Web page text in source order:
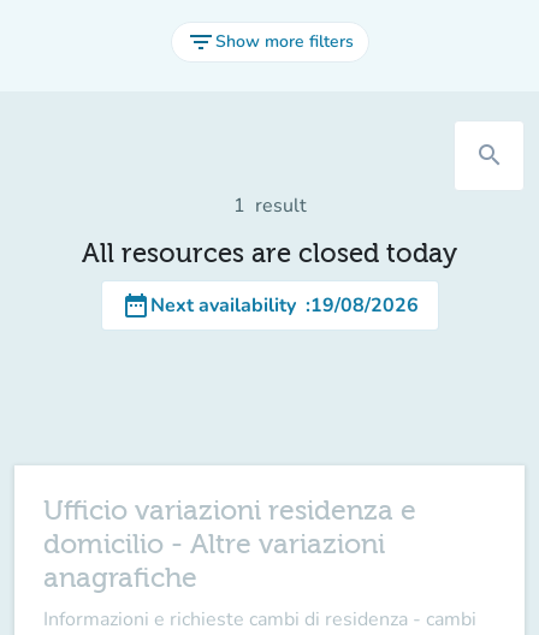
filter_listShow more filters
search
1 result
All resources are closed today
date_rangeNext availability :19/08/2026
Ufficio variazioni residenza e
domicilio - Altre variazioni
anagrafiche
Informazioni e richieste cambi di residenza - cambi